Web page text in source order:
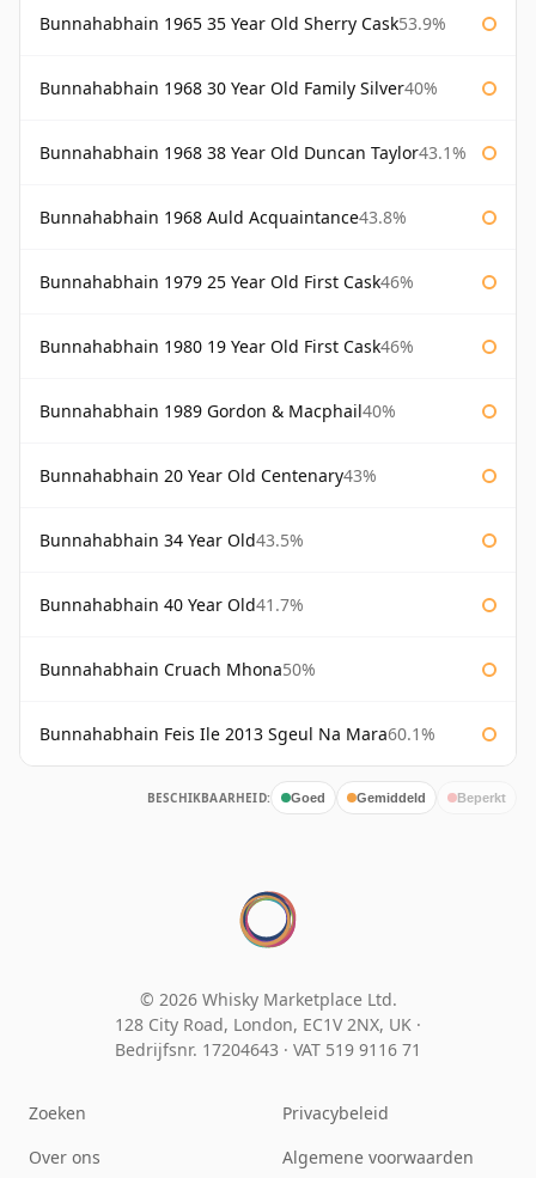
Bunnahabhain 1965 35 Year Old Sherry Cask53.9%
Bunnahabhain 1968 30 Year Old Family Silver40%
Bunnahabhain 1968 38 Year Old Duncan Taylor43.1%
Bunnahabhain 1968 Auld Acquaintance43.8%
Bunnahabhain 1979 25 Year Old First Cask46%
Bunnahabhain 1980 19 Year Old First Cask46%
Bunnahabhain 1989 Gordon & Macphail40%
Bunnahabhain 20 Year Old Centenary43%
Bunnahabhain 34 Year Old43.5%
Bunnahabhain 40 Year Old41.7%
Bunnahabhain Cruach Mhona50%
Bunnahabhain Feis Ile 2013 Sgeul Na Mara60.1%
BESCHIKBAARHEID: Goed Gemiddeld Beperkt
© 2026 Whisky Marketplace Ltd.
128 City Road, London, EC1V 2NX, UK ·
Bedrijfsnr. 17204643 · VAT 519 9116 71
Zoeken
Over ons
Privacybeleid
Algemene voorwaarden